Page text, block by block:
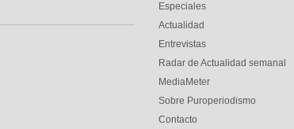
Especiales
Actualidad
Entrevistas
Radar de Actualidad semanal
MediaMeter
Sobre Puroperiodismo
Contacto